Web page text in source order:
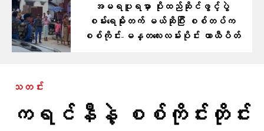
အမရပူရမှာ ပိုးထည်ဆိုင်ဖွင့်ပွဲ
စမ်းရေမိုးတက် မယ်ဆိုပြီး စစ်တပ်က
စစ်ကိုင်း-မန္တလေးလမ်းပိုင်း ယာယီပိတ်
သတင်း
ကရင်နီနဲ့ စစ်ကိုင်းတိုင်း